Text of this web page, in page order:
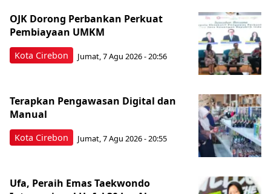
Kota Cirebon
OJK Dorong Perbankan Perkuat
Pembiayaan UMKM
Jumat, 7 Agu 2026 - 20:56
Kota Cirebon
Terapkan Pengawasan Digital dan
Manual
Jumat, 7 Agu 2026 - 20:55
Ufa, Peraih Emas Taekwondo